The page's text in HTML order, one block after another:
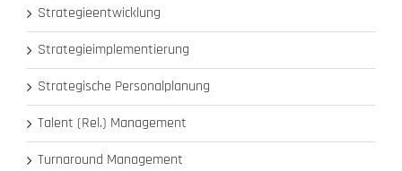
Strategieentwicklung
Strategieimplementierung
Strategische Personalplanung
Talent (Rel.) Management
Turnaround Management